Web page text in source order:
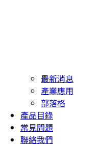
最新消息
產業應用
部落格
產品目錄
常見問題
聯絡我們